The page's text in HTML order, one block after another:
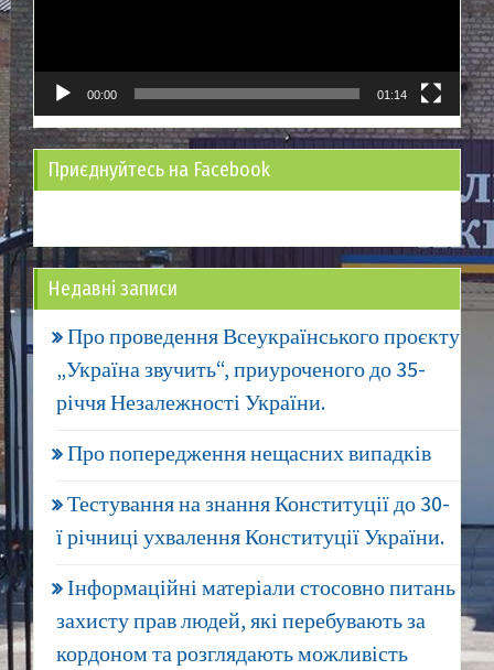
00:00 01:14
Приєднуйтесь на Facebook
Недавні записи
Про проведення Всеукраїнського проєкту
„Україна звучить“, приуроченого до 35-
річчя Незалежності України.
Про попередження нещасних випадків
Тестування на знання Конституції до 30-
ї річниці ухвалення Конституції України.
Інформаційні матеріали стосовно питань
захисту прав людей, які перебувають за
кордоном та розглядають можливість